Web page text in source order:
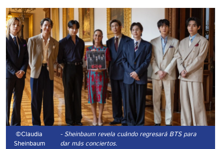
©Claudia
Sheinbaum
- Sheinbaum revela cuándo regresará BTS para
dar más conciertos.